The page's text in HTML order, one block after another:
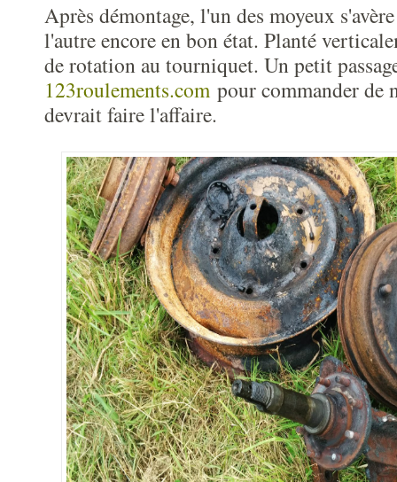
Après démontage, l'un des moyeux
l'autre encore en bon état. Planté
de rotation au tourniquet. Un petit
123roulements.com pour commander de
devrait faire l'affaire.